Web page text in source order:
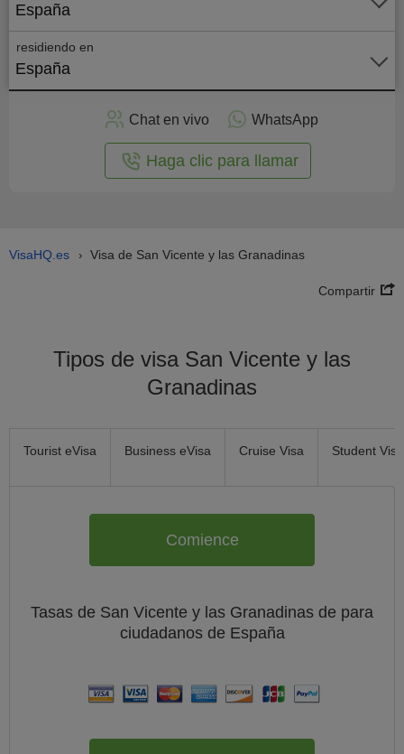
España
residiendo en
España
Chat en vivo WhatsApp
Haga clic para llamar
VisaHQ.es › Visa de San Vicente y las Granadinas
Compartir
Tipos de visa San Vicente y las
Granadinas
Tourist eVisa Business eVisa Cruise Visa Student Visa
Comience
Tasas de San Vicente y las Granadinas de para
ciudadanos de España